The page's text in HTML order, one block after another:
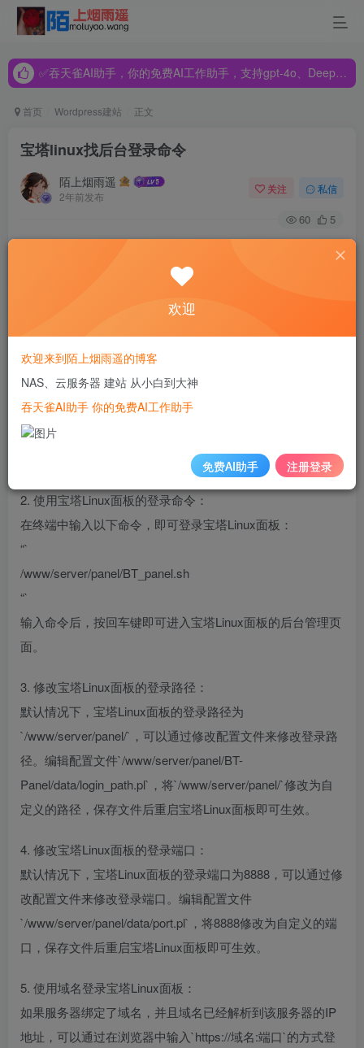
✅吞天雀AI助手，你的免费AI工作助手，支持gpt-4o、DeepSeek、Claude🔥🔥🔥🔥
✅吞天雀AI助手，你的免费AI工作助手，支持gpt-4o、DeepSeek、Claude🔥🔥🔥🔥
首页 Wordpress建站 正文
宝塔linux找后台登录命令
陌上烟雨遥
2年前发布
关注 私信
60 5
宝塔Linux面板是一款简单易用的服务器管理工具，提供了管
理服务器的各种功能，包括网站管理、数据库管理、文件管
1. 使用SSH登录服务器：
使用SSH客户端工具（如PuTTY、Xshell等），输入服务器
的IP地址和SSH端口，然后输入用户名和密码，即可登录服
务器。登录成功后，输入宝塔Linux面板所在的安装目录，默
2. 使用宝塔Linux面板的登录命令：
在终端中输入以下命令，即可登录宝塔Linux面板：
“`
/www/server/panel/BT_panel.sh
“`
输入命令后，按回车键即可进入宝塔Linux面板的后台管理页
面。
3. 修改宝塔Linux面板的登录路径：
默认情况下，宝塔Linux面板的登录路径为
`/www/server/panel/`，可以通过修改配置文件来修改登录路
径。编辑配置文件`/www/server/panel/BT-
Panel/data/login_path.pl`，将`/www/server/panel/`修改为自
定义的路径，保存文件后重启宝塔Linux面板即可生效。
4. 修改宝塔Linux面板的登录端口：
默认情况下，宝塔Linux面板的登录端口为8888，可以通过修
改配置文件来修改登录端口。编辑配置文件
`/www/server/panel/data/port.pl`，将8888修改为自定义的端
口，保存文件后重启宝塔Linux面板即可生效。
5. 使用域名登录宝塔Linux面板：
如果服务器绑定了域名，并且域名已经解析到该服务器的IP
地址，可以通过在浏览器中输入`https://域名:端口`的方式登
欢迎
欢迎来到陌上烟雨遥的博客
NAS、云服务器 建站 从小白到大神
吞天雀AI助手 你的免费AI工作助手
免费AI助手 注册登录